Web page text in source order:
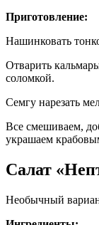
Приготовление:
Нашинковать
Отварить
соломкой.
Семгу нарезать
Все смешиваем,
украшаем
Салат
Необычный